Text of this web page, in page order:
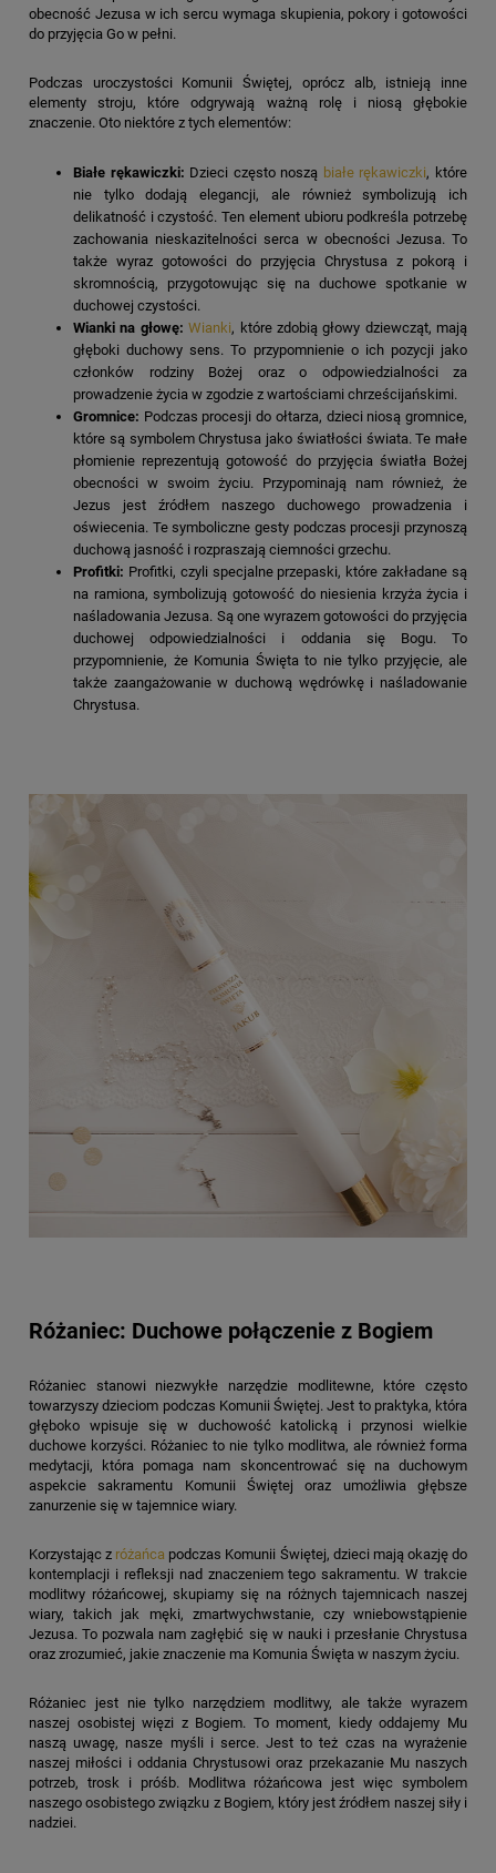
obecność Jezusa w ich sercu wymaga skupienia, pokory i gotowości
do przyjęcia Go w pełni.
Podczas uroczystości Komunii Świętej, oprócz alb, istnieją inne
elementy stroju, które odgrywają ważną rolę i niosą głębokie
znaczenie. Oto niektóre z tych elementów:
Białe rękawiczki: Dzieci często noszą białe rękawiczki, które
nie tylko dodają elegancji, ale również symbolizują ich
delikatność i czystość. Ten element ubioru podkreśla potrzebę
zachowania nieskazitelności serca w obecności Jezusa. To
także wyraz gotowości do przyjęcia Chrystusa z pokorą i
skromnością, przygotowując się na duchowe spotkanie w
duchowej czystości.
Wianki na głowę: Wianki, które zdobią głowy dziewcząt, mają
głęboki duchowy sens. To przypomnienie o ich pozycji jako
członków rodziny Bożej oraz o odpowiedzialności za
prowadzenie życia w zgodzie z wartościami chrześcijańskimi.
Gromnice: Podczas procesji do ołtarza, dzieci niosą gromnice,
które są symbolem Chrystusa jako światłości świata. Te małe
płomienie reprezentują gotowość do przyjęcia światła Bożej
obecności w swoim życiu. Przypominają nam również, że
Jezus jest źródłem naszego duchowego prowadzenia i
oświecenia. Te symboliczne gesty podczas procesji przynoszą
duchową jasność i rozpraszają ciemności grzechu.
Profitki: Profitki, czyli specjalne przepaski, które zakładane są
na ramiona, symbolizują gotowość do niesienia krzyża życia i
naśladowania Jezusa. Są one wyrazem gotowości do przyjęcia
duchowej odpowiedzialności i oddania się Bogu. To
przypomnienie, że Komunia Święta to nie tylko przyjęcie, ale
także zaangażowanie w duchową wędrówkę i naśladowanie
Chrystusa.
Różaniec: Duchowe połączenie z Bogiem
Różaniec stanowi niezwykłe narzędzie modlitewne, które często
towarzyszy dzieciom podczas Komunii Świętej. Jest to praktyka, która
głęboko wpisuje się w duchowość katolicką i przynosi wielkie
duchowe korzyści. Różaniec to nie tylko modlitwa, ale również forma
medytacji, która pomaga nam skoncentrować się na duchowym
aspekcie sakramentu Komunii Świętej oraz umożliwia głębsze
zanurzenie się w tajemnice wiary.
Korzystając z różańca podczas Komunii Świętej, dzieci mają okazję do
kontemplacji i refleksji nad znaczeniem tego sakramentu. W trakcie
modlitwy różańcowej, skupiamy się na różnych tajemnicach naszej
wiary, takich jak męki, zmartwychwstanie, czy wniebowstąpienie
Jezusa. To pozwala nam zagłębić się w nauki i przesłanie Chrystusa
oraz zrozumieć, jakie znaczenie ma Komunia Święta w naszym życiu.
Różaniec jest nie tylko narzędziem modlitwy, ale także wyrazem
naszej osobistej więzi z Bogiem. To moment, kiedy oddajemy Mu
naszą uwagę, nasze myśli i serce. Jest to też czas na wyrażenie
naszej miłości i oddania Chrystusowi oraz przekazanie Mu naszych
potrzeb, trosk i próśb. Modlitwa różańcowa jest więc symbolem
naszego osobistego związku z Bogiem, który jest źródłem naszej siły i
nadziei.